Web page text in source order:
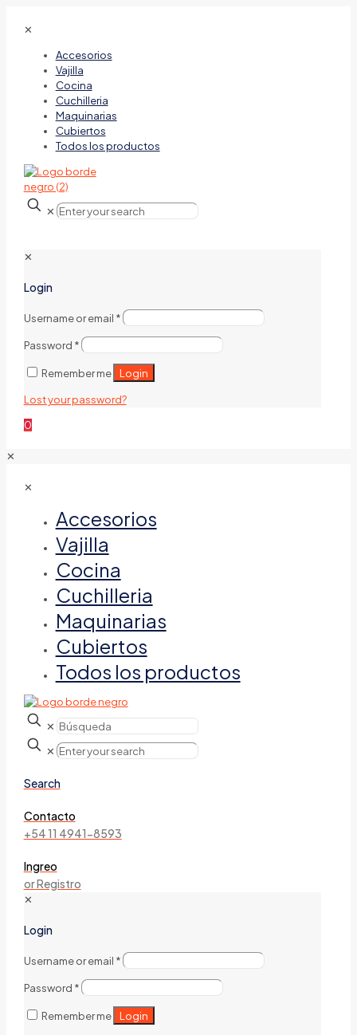
✕
Accesorios
Vajilla
Cocina
Cuchilleria
Maquinarias
Cubiertos
Todos los productos
✕
✕
Login
Username or email *
Password *
Remember me Login
Lost your password?
0
✕
✕
Accesorios
Vajilla
Cocina
Cuchilleria
Maquinarias
Cubiertos
Todos los productos
✕
✕
Search
Contacto
+54 11 4941-8593
Ingreo
or Registro
✕
Login
Username or email *
Password *
Remember me Login